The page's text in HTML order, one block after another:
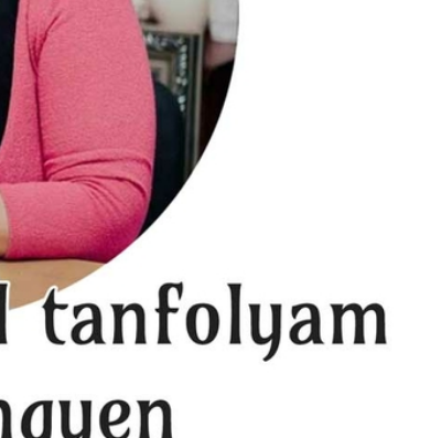
Hírlevél feliratkozás
Iratkozz fel hírlevelünkre, hogy két